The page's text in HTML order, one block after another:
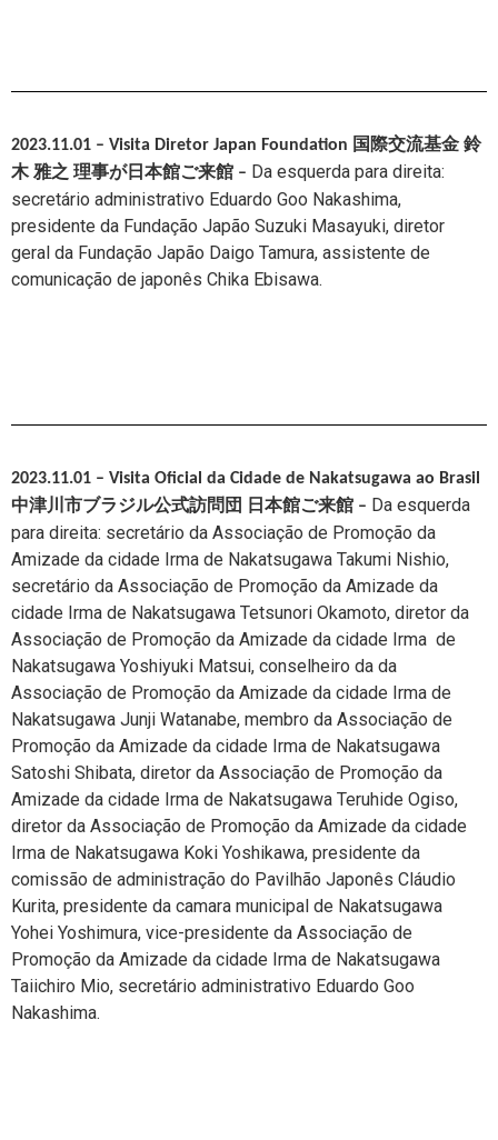
2023.11.01 – Visita Diretor Japan Foundation 国際交流基金 鈴
木 雅之 理事が日本館ご来館 – Da esquerda para direita:
secretário administrativo Eduardo Goo Nakashima,
presidente da Fundação Japão Suzuki Masayuki, diretor
geral da Fundação Japão Daigo Tamura, assistente de
comunicação de japonês Chika Ebisawa.
2023.11.01 – Visita Oficial da Cidade de Nakatsugawa ao Brasil
中津川市ブラジル公式訪問団 日本館ご来館 – Da esquerda
para direita: secretário da Associação de Promoção da
Amizade da cidade Irma de Nakatsugawa Takumi Nishio,
secretário da Associação de Promoção da Amizade da
cidade Irma de Nakatsugawa Tetsunori Okamoto, diretor da
Associação de Promoção da Amizade da cidade Irma de
Nakatsugawa Yoshiyuki Matsui, conselheiro da da
Associação de Promoção da Amizade da cidade Irma de
Nakatsugawa Junji Watanabe, membro da Associação de
Promoção da Amizade da cidade Irma de Nakatsugawa
Satoshi Shibata, diretor da Associação de Promoção da
Amizade da cidade Irma de Nakatsugawa Teruhide Ogiso,
diretor da Associação de Promoção da Amizade da cidade
Irma de Nakatsugawa Koki Yoshikawa, presidente da
comissão de administração do Pavilhão Japonês Cláudio
Kurita, presidente da camara municipal de Nakatsugawa
Yohei Yoshimura, vice-presidente da Associação de
Promoção da Amizade da cidade Irma de Nakatsugawa
Taiichiro Mio, secretário administrativo Eduardo Goo
Nakashima.